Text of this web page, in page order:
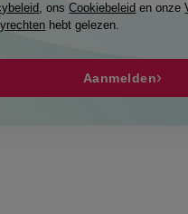
, onsCookiebeleid en onze
hebt gelezen.
Aanmelden